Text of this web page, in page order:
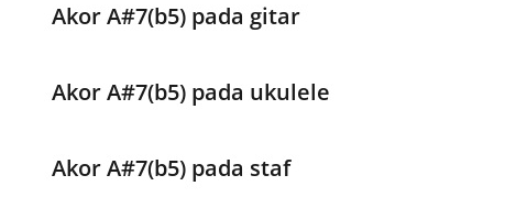
Akor A#7(b5) pada gitar
Akor A#7(b5) pada ukulele
Akor A#7(b5) pada staf